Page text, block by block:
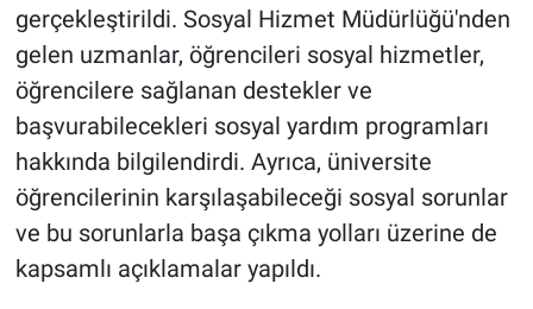
gerçekleştirildi. Sosyal Hizmet Müdürlüğü'nden
gelen uzmanlar, öğrencileri sosyal hizmetler,
öğrencilere sağlanan destekler ve
başvurabilecekleri sosyal yardım programları
hakkında bilgilendirdi. Ayrıca, üniversite
öğrencilerinin karşılaşabileceği sosyal sorunlar
ve bu sorunlarla başa çıkma yolları üzerine de
kapsamlı açıklamalar yapıldı.